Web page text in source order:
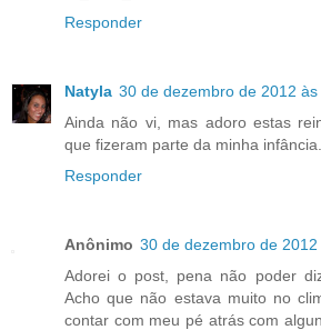
Responder
Natyla 30 de dezembro de 2012
Ainda não vi, mas adoro estas
que fizeram parte da minha infância.
Responder
Anônimo 30 de dezembro de 2012
Adorei o post, pena não poder
Acho que não estava muito no
contar com meu pé atrás com